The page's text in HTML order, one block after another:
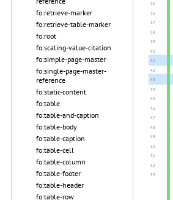
fo:retrieve-marker
fo:retrieve-table-marker
fo:root
fo:scaling-value-citation
fo:simple-page-master
fo:single-page-master-
reference
fo:static-content
fo:table
fo:table-and-caption
fo:table-body
fo:table-caption
fo:table-cell
fo:table-column
fo:table-footer
fo:table-header
fo:table-row